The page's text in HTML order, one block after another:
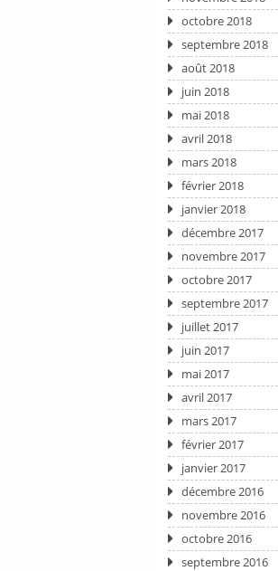
octobre 2018
septembre 2018
août 2018
juin 2018
mai 2018
avril 2018
mars 2018
février 2018
janvier 2018
décembre 2017
novembre 2017
octobre 2017
septembre 2017
juillet 2017
juin 2017
mai 2017
avril 2017
mars 2017
février 2017
janvier 2017
décembre 2016
novembre 2016
octobre 2016
septembre 2016